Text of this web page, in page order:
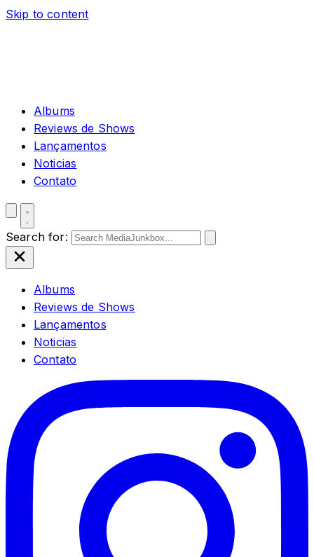
Skip to content
Albums
Reviews de Shows
Lançamentos
Noticias
Contato
Search for:
Albums
Reviews de Shows
Lançamentos
Noticias
Contato